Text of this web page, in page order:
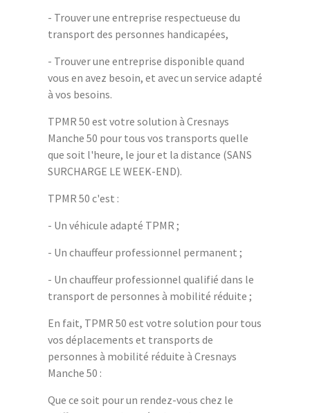
- Trouver une entreprise respectueuse du
transport des personnes handicapées,
- Trouver une entreprise disponible quand
vous en avez besoin, et avec un service adapté
à vos besoins.
TPMR 50 est votre solution à Cresnays
Manche 50 pour tous vos transports quelle
que soit l'heure, le jour et la distance (SANS
SURCHARGE LE WEEK-END).
TPMR 50 c'est :
- Un véhicule adapté TPMR ;
- Un chauffeur professionnel permanent ;
- Un chauffeur professionnel qualifié dans le
transport de personnes à mobilité réduite ;
En fait, TPMR 50 est votre solution pour tous
vos déplacements et transports de
personnes à mobilité réduite à Cresnays
Manche 50 :
Que ce soit pour un rendez-vous chez le